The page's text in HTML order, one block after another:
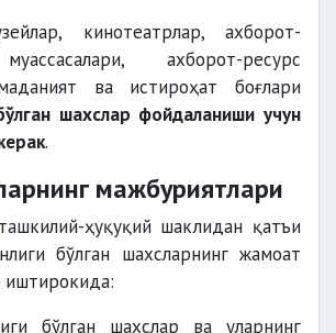
кинотеатрлар, ахборот-
ахборот-ресурс
ва истироҳат боғлари
шахслар фойдаланиши учун
.
мажбуриятлари
ҳуқуқий шаклидан қатъи
бўлган шахсларнинг жамоат
бўлган шахслар ва уларнинг